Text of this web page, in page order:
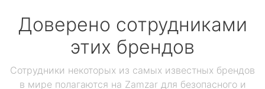
Доверено сотрудниками
этих брендов
Сотрудники некоторых из самых известных брендов
в мире полагаются на Zamzar для безопасного и